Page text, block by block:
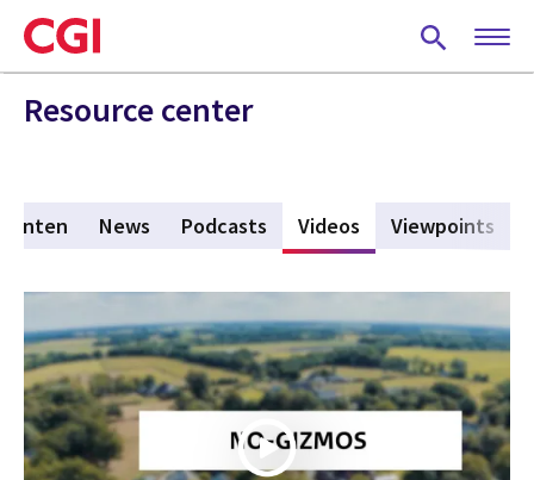
Skip
to
main
content
Resource center
News Podcasts Videos (active tab)
Viewpoints